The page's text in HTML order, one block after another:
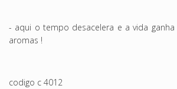
- aqui o tempo desacelera e a vida ganha
aromas !
codigo c 4012